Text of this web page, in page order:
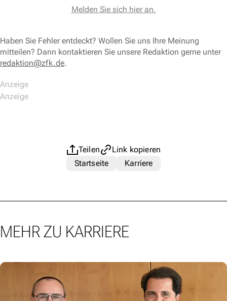
Melden Sie sich hier an.
Haben Sie Fehler entdeckt? Wollen Sie uns Ihre Meinung
mitteilen? Dann kontaktieren Sie unsere Redaktion gerne unter
redaktion@zfk.de.
Teilen
Link kopieren
Startseite
Karriere
MEHR ZU KARRIERE